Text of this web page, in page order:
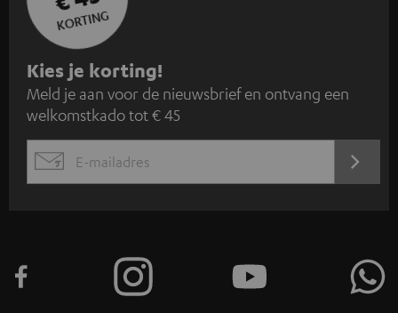
KORTING
A
a
n
m
e
n
Kies je korting!
Meld je aan voor de nieuwsbrief en ontvang een
welkomstkado tot € 45
EMAIL